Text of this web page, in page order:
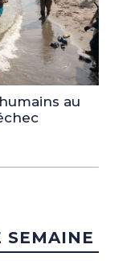
au
SEMAINE